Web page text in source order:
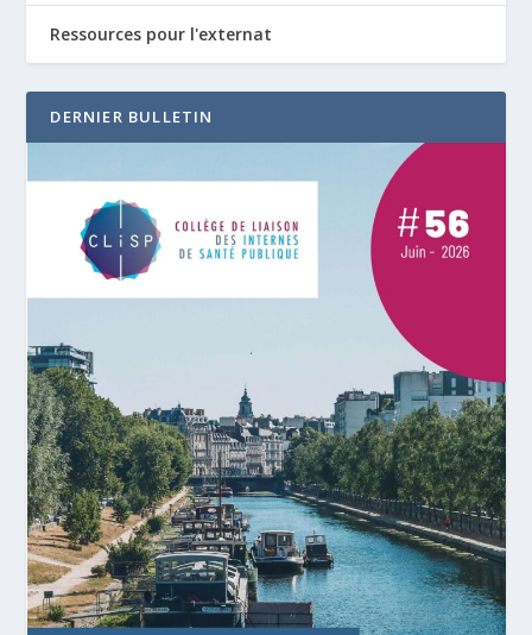
Ressources pour l'externat
DERNIER BULLETIN